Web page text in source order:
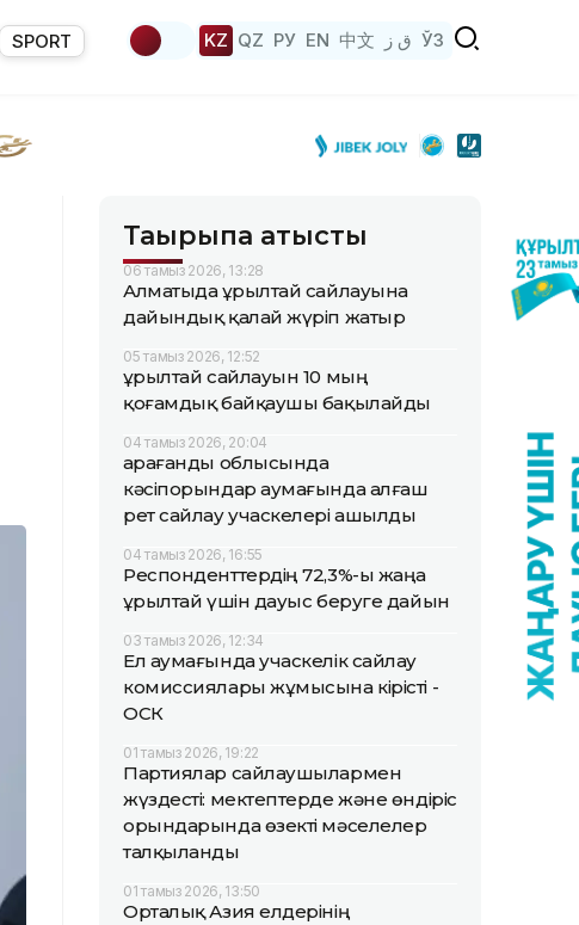
SPORT KZ QZ РУ EN 中文 ق ز ЎЗ
Тақырыпқа қатысты
06 тамыз 2026, 13:28
Алматыда Құрылтай сайлауына
дайындық қалай жүріп жатыр
05 тамыз 2026, 12:52
Құрылтай сайлауын 10 мың
қоғамдық байқаушы бақылайды
04 тамыз 2026, 20:04
Қарағанды облысында
кәсіпорындар аумағында алғаш
рет сайлау учаскелері ашылды
04 тамыз 2026, 16:55
Респонденттердің 72,3%-ы жаңа
Құрылтай үшін дауыс беруге дайын
03 тамыз 2026, 12:34
Ел аумағында учаскелік сайлау
комиссиялары жұмысына кірісті -
ОСК
01 тамыз 2026, 19:22
Партиялар сайлаушылармен
жүздесті: мектептерде және өндіріс
орындарында өзекті мәселелер
талқыланды
01 тамыз 2026, 13:50
Орталық Азия елдерінің